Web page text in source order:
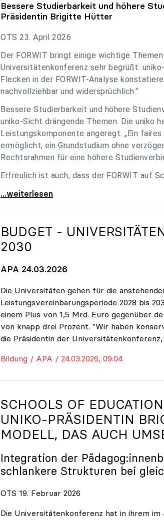
Bessere Studierbarkeit und höhere
Präsidentin Brigitte Hütter
OTS 23. April 2026
Der FORWIT bringt einige wichtige
Universitätenkonferenz sehr begrüßt.
Flecken in der FORWIT-Analyse
nachvollziehbar und widersprüchlich.“
Bessere Studierbarkeit und höhere
uniko-Sicht drängende Themen. Die uniko
Leistungskomponente angeregt. „Ein
ermöglicht, ein Grundstudium ohne
Rechtsrahmen für eine höhere
Erfreulich ist auch, dass der FORWIT auf
uniko zu FORWIT-Analyse: Wichtige
...weiterlesen
BUDGET -
2030
APA 24.03.2026
Die Universitäten gehen für die
Leistungsvereinbarungsperiode 2028 bis
einem Plus von 1,5 Mrd. Euro gegenüber
von knapp drei Prozent. "Wir haben
die Präsidentin der
Bildung / APA / 24.03.2026, 09:04
SCHOOLS OF
UNIKO-PRÄSIDENTIN
MODELL, DAS AUCH
Integration der
schlankere Strukturen bei
OTS 19. Februar 2026
Die Universitätenkonferenz hat in ihrem im